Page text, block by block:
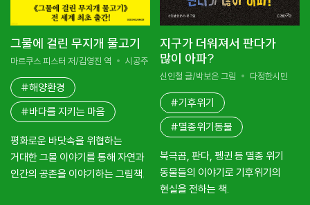
그물에 걸린 무지개 물고기
마르쿠스 피스터 저/김영진 역 시공주니어
#해양환경
#바다를 지키는 마음
평화로운 바닷속을 위협하는
거대한 그물 이야기를 통해 자연과
인간의 공존을 이야기하는 그림책.
지구가 더워져서 판다가
많이 아파?
신인철 글/박보은 그림 다정한시민
#기후위기
#멸종위기동물
북극곰, 판다, 펭귄 등 멸종 위기
동물들의 이야기로 기후위기의
현실을 전하는 책.